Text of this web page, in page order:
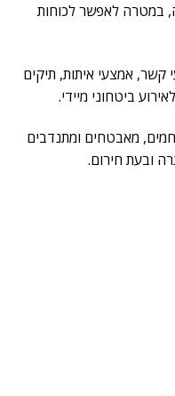
במטרה לאפשר לכוחות
קשר, אמצעי איתות, תיקים
ביטחוני מיידי.
מאבטחים ומתנדבים
ובעת חירום.